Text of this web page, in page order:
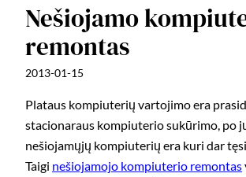
Nešiojamo
remontas
2013-01-15
Plataus kompiuterių vartojimo era
stacionaraus kompiuterio sukūrimo, po
nešiojamųjų kompiuterių era kuri dar
Taigi nešiojamojo kompiuterio remontas